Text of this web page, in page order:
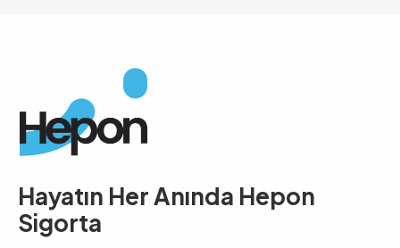
Hayatın Her Anında Hepon
Sigorta